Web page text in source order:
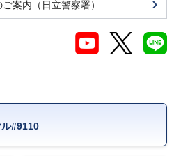
案内（日立警察署）
#9110